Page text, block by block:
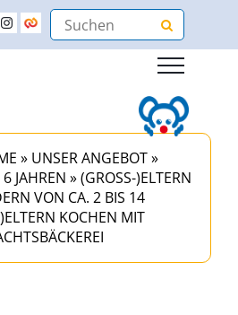
» UNSER ANGEBOT»
JAHREN »(GROSS-)ELTERN K
VON CA. 2 BIS 14 J
KOCHEN MIT K